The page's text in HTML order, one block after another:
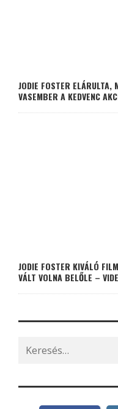
JODIE FOSTER
VASEMBER A KEDVENC
JODIE FOSTER KIVÁLÓ
VÁLT VOLNA BELŐLE –
Search
for: